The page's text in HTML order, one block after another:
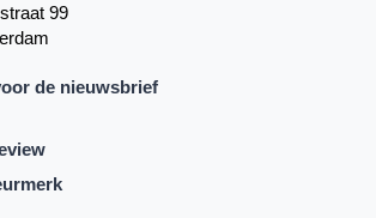
99
de nieuwsbrief